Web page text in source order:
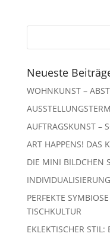
Neueste
WOHNKUNST –
AUFTRAGSKUNST –
ART HAPPENS! DAS
DIE MINI BILDCHEN
PERFEKTE
TISCHKULTUR
EKLEKTISCHER STIL: